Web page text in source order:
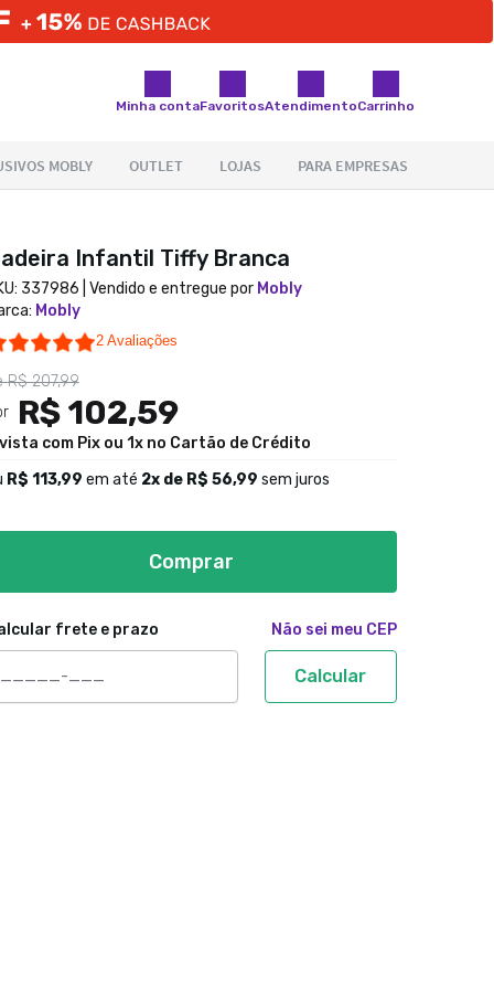
Minha contaFavoritosAtendimentoCarrinho
Infantil Tiffy Branca
337986 | Vendido e entregue por Mobly
: Mobly
5.0 star rating
2 Avaliações
R$ 207,99
R$ 102,59
com Pix ou 1x no Cartão de Crédito
R$ 113,99 em até 2x de R$ 56,99 sem juros
Comprar
frete e prazo Não sei meu CEP
Calcular